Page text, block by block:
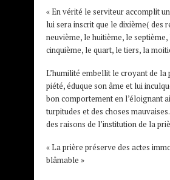
« En vérité le serviteur accomplit
lui sera inscrit que le dixième( des
neuvième, le huitième, le
cinquième, le quart, le tiers, la
L’humilité embellit le croyant de la
piété, éduque son âme et lui
bon comportement en l’éloignant
turpitudes et des choses
des raisons de l’institution de la
« La prière préserve des actes
blâmable »